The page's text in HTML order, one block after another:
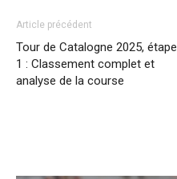
Article précédent
Tour de Catalogne 2025, étape
1 : Classement complet et
analyse de la course